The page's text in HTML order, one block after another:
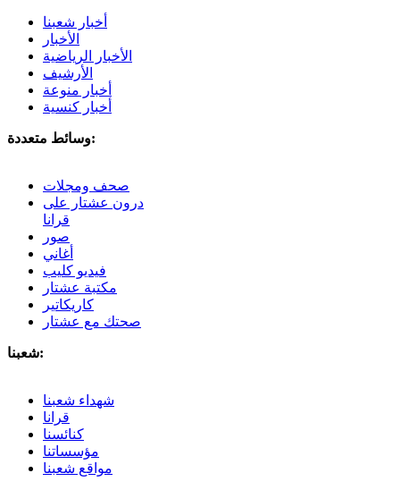
أخبار شعبنا
الأخبار
الأخبار الرياضية
الأرشيف
أخبار منوعة
أخبار كنسية
وسائط متعددة:
صحف ومجلات
درون عشتار على
قرانا
صور
أغاني
فيديو كليب
مكتبة عشتار
كاريكاتير
صحتك مع عشتار
شعبنا:
شهداء شعبنا
قرانا
كنائسنا
مؤسساتنا
مواقع شعبنا